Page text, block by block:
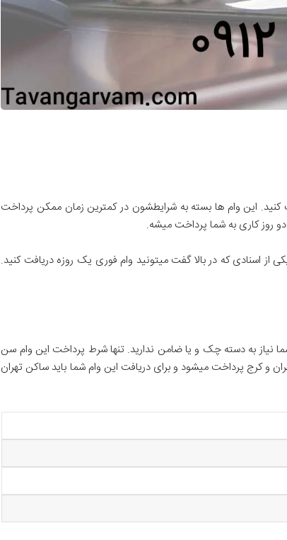
و سیم کارت ۹۱۲ وام فوری از موسسه ما دریافت کنید. این وام ها بسته به شرایطشون در کمترین زمان ممکن پرداخت
روز کاری به شما پرداخت میشه.
اسنادی که در بالا گفت میتونید وام فوری یک روزه دریافت کنید.
نیاز به دسته چک و یا ضامن ندارید. تنها شرط پرداخت این وام سن
و کرج پرداخت میشود و برای دریافت این وام شما باید ساکن تهران